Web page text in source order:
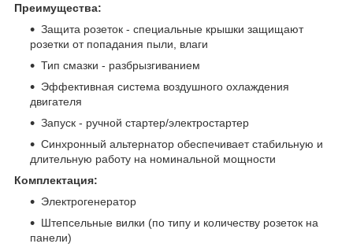
Преимущества:
Защита розеток - специальные крышки защищают
розетки от попадания пыли, влаги
Тип смазки - разбрызгиванием
Эффективная система воздушного охлаждения
двигателя
Запуск - ручной стартер/электростартер
Синхронный альтернатор обеспечивает стабильную и
длительную работу на номинальной мощности
Комплектация:
Электрогенератор
Штепсельные вилки (по типу и количеству розеток на
панели)